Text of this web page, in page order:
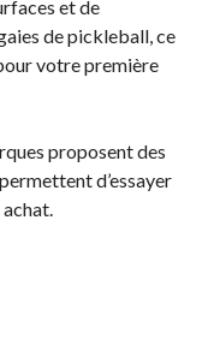
et de
de pickleball, ce
votre première
proposent des
d’essayer
achat.